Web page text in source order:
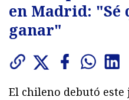
en Madrid: "Sé
ganar"
El chileno debutó este